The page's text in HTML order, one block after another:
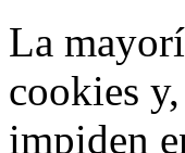
La
cookies
impiden